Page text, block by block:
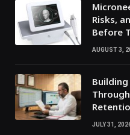
Risks,
Before
AUGUST 3,
JULY 31,